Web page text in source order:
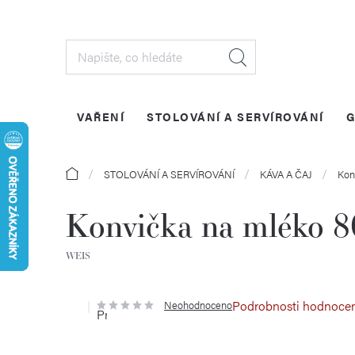
VAŘENÍ STOLOVÁNÍ A SERVÍROVÁNÍ
DomůSTOLOVÁNÍ A SERVÍROVÁNÍ KÁVA A ČAJ
Konvička na mléko
WEIS
Průměrné
hodnocení
NeohodnocenoPodrobnosti